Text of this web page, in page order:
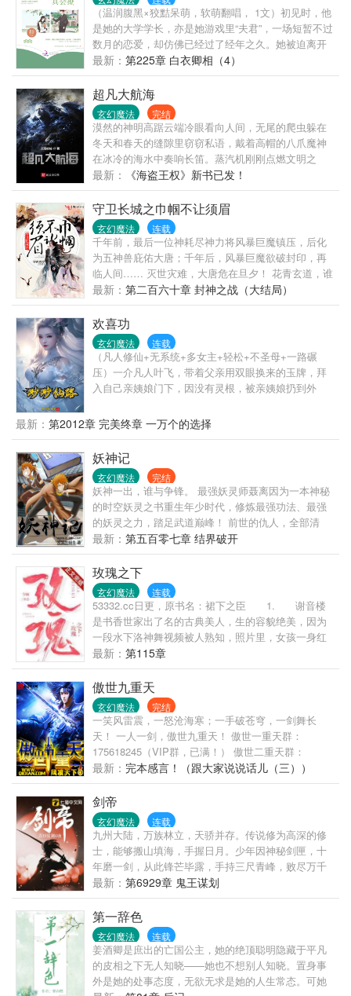
（温润腹黑×狡黠呆萌，软萌翻唱， 1文）初见时，他
是她的大学学长，亦是她游戏里“夫君”，一场短暂不过
数月的恋爱，却仿佛已经过了经年之久。她被迫离开
他，却不想，有些事，容不得她改变。 再见时，他是
金牌配音演员，她只是一个翻唱新秀。因一首剧情歌
意外相遇，她看见他慌忙想逃。却被他一把拽住，将
她逼至角落，欺身而上，彼时的他眼中波光潋滟，却
是轻声说了了一句，“陆长欢，这一世，我定不会再放
手！”
最新： 第225章 白衣卿相（4）
超凡大航海
玄幻魔法 完结
漠然的神明高踞云端冷眼看向人间，无尾的爬虫躲在
冬天和春天的缝隙里窃窃私语，戴着高帽的八爪魔神
在冰冷的海水中奏响长笛。蒸汽机刚刚点燃文明之
光，剑术和巫术展开对决，炼金枪炮与风帆战舰奏响
死亡，秘密结社与正神教会追逐躲藏，大时代已经拉
开帷幕，大航海！大开拓！地理大发现！有波澜壮阔
的史诗，也有阴邪诡诈的谋划，文明征服野蛮？不，
只有野蛮和更野蛮！ 艾文从海滨小城中苏醒，以没落
贵族后裔的身份崛起，一步步走入旋涡的中心，摘下
那顶位于超凡巅峰的奇迹冠冕。
最新： 《海盗王权》新书已发！
守卫长城之巾帼不让须眉
玄幻魔法 连载
千年前，最后一位神耗尽神力将风暴巨魔镇压，后化
为五神兽庇佑大唐；千年后，风暴巨魔欲破封印，再
临人间…… 灭世灾难，大唐危在旦夕！ 花青玄道，谁
道女子不如男，便踏上了战场； 苏轩道，长城在，故
乡就在，便踏上了战场；南宫守约道，兄弟，就该永
远在一起，便踏上了战场； 阿铠道，以绝望为剑，以
逝者为铠，便踏上了战场 …… 一道道来自心底的呐
喊，一个个英雄无畏前赴后继，只为了守卫长城，守
护身后的家乡！ 这是一个激情热血与快意恩仇融合又
夹杂儿女情长的故事。 【小说人物原型主要取自王者
荣耀】 快来看一看你的本命英雄在书中的角色是谁吧
最新： 第二百六十章 封神之战（大结局）
欢喜功
玄幻魔法 连载
（凡人修仙+无系统+多女主+轻松+不圣母+一路碾
压）一介凡人叶飞，带着父亲用双眼换来的玉牌，拜
入自己亲姨娘门下，因没有灵根，被亲姨娘扔到外
叔，搞定结丹师姐，更是一路开挂，所向无敌。慢热
型，越往后越精彩。简介无力，请看正文。
最新： 第2012章 完美终章 一万个的选择
妖神记
玄幻魔法 完结
妖神一出，谁与争锋。 最强妖灵师聂离因为一本神秘
的时空妖灵之书重生年少时代，修炼最强功法、最强
的妖灵之力，踏足武道巅峰！ 前世的仇人，全部清
算。 既然重生，这一世我便是主宰一切的众神之王，
让一切都在我脚下蛰伏颤抖吧。 ~~《妖神记》是蜗牛
精心雕琢的一部玄幻作品，将会是一部与众不同的玄
幻故事，另外《妖神记》的漫画也在腾讯动漫同时发
布，画风非常精美，请大家多多支持。~~
最新： 第五百零七章 结界破开
玫瑰之下
玄幻魔法 连载
53332.cc日更，原书名：裙下之臣 1. 谢音楼
是书香世家出了名的古典美人，生的容貌绝美，因为
一段水下洛神舞视频被人熟知，照片里，女孩一身红
衣水袖美得明媚旖旎，露出侧脸的眼尾处一抹深红色
泪痣，75333.net被媒体誉为是又仙又纯的颜值天花
板，就在千万粉丝翘首以盼她签约进娱乐圈时。
有人发帖匿名爆料：[女生是非遗刺绣坊主传人，真人
比照片好看一万倍，家中管得极严，早就给她定了
婚。] 2. 商界新贵傅容与，是整个豪门最不能
轻易得罪的大人物，人人皆知他性格薄情冷血，作风
挑剔又重度洁癖，让无数想攀高枝的女人望而止
步。 圈内，有人好73331.cc
最新： 第115章
傲世九重天
玄幻魔法 完结
一笑风雷震，一怒沧海寒；一手破苍穹，一剑舞长
天！ 一人一剑，傲世九重天！ 傲世一重天群：
175618245（VIP群，已满！） 傲世二重天群：
175660750（VIP订阅群，订阅读者可入！）
最新： 完本感言！（跟大家说说话儿（三））
剑帝
玄幻魔法 连载
九州大陆，万族林立，天骄并存。传说修为高深的修
士，能够搬山填海，手握日月。少年因神秘剑匣，十
年磨一剑，从此锋芒毕露，手持三尺青峰，败尽万千
天骄。+乐文小说网+ m.lewen3.com
最新： 第6929章 鬼王谋划
第一辞色
玄幻魔法 连载
姜酒卿是庶出的亡国公主，她的绝顶聪明隐藏于平凡
的皮相之下无人知晓——她也不想别人知晓。置身事
外是她的处事态度，无欲无求是她的人生常态。可她